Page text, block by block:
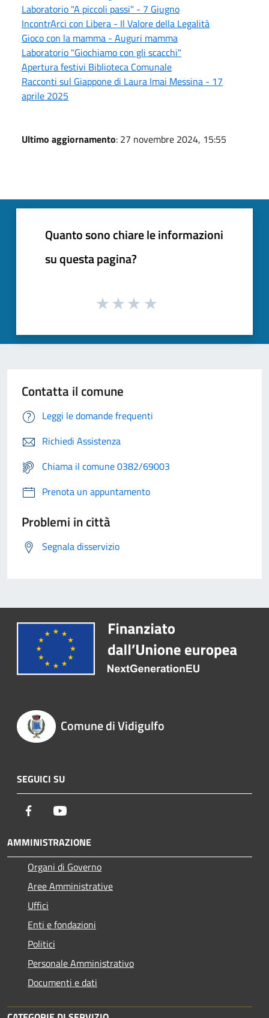
Laboratorio "A piccoli passi" - 7 Giugno
IncontrArci con Libera - Il Valore della Legalità
Gioco con la mamma - Auguri mamma
Laboratorio "Giochiamo con gli scacchi"
Apertura festivi Biblioteca Comunale
Racconti sul Giappone di Laura Imai Messina - 17
aprile 2025
Ultimo aggiornamento: 27 novembre 2024, 15:55
Quanto sono chiare le informazioni
su questa pagina?
Contatta il comune
Leggi le domande frequenti
Richiedi Assistenza
Chiama il comune 0382/69003
Prenota un appuntamento
Problemi in città
Segnala disservizio
Comune di Vidigulfo
SEGUICI SU
Facebook
AMMINISTRAZIONE
Organi di Governo
Aree Amministrative
Uffici
Enti e fondazioni
Politici
Personale Amministrativo
Documenti e dati